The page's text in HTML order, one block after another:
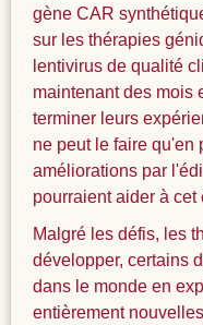
gène CAR
sur les thérapies
lentivirus de qualité
maintenant des mois
terminer leurs
ne peut le faire qu'en
améliorations par
pourraient aider à cet
Malgré les défis, les
développer, certains
dans le monde en
entièrement